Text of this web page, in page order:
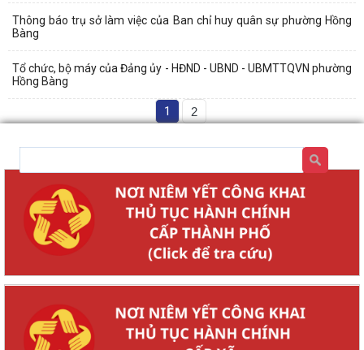
Thông báo trụ sở làm việc của Ban chỉ huy quân sự phường Hồng
Bàng
Tổ chức, bộ máy của Đảng ủy - HĐND - UBND - UBMTTQVN phường
Hồng Bàng
1 2